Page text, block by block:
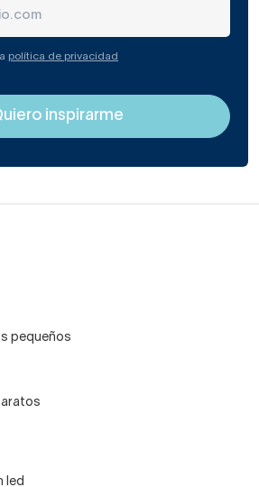
política de privacidad
pequeños
led